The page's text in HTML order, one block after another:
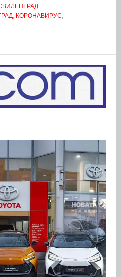
, КОРОНАВИРУС,